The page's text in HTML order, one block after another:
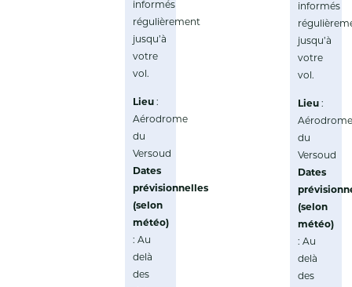
informés
régulièrement
jusqu’à
votre
vol.
Lieu :
Aérodrome
du
Versoud
Dates
prévisionnelles
(selon
météo)
: Au
delà
des
informés
jusqu’à
votre
vol.
Lieu :
du
Versoud
Dates
(selon
météo)
: Au
delà
des